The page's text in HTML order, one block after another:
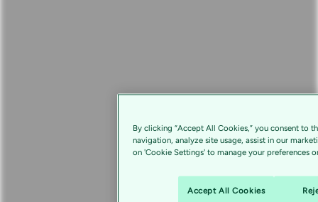
By clicking “Accept All Cookies,” you consent to
navigation, analyze site usage, assist in our
on 'Cookie Settings' to manage your preferences
Accept All Cookies